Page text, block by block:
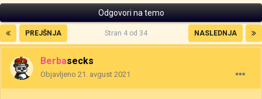
Odgovori na temo
PREJŠNJA NASLEDNJA
Stran 4 od 34
Berbasecks
Objavljeno 21. avgust 2021